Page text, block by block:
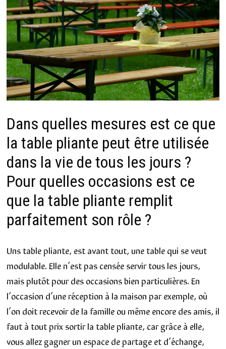
Dans quelles mesures est ce que
la table pliante peut être utilisée
dans la vie de tous les jours ?
Pour quelles occasions est ce
que la table pliante remplit
parfaitement son rôle ?
Uns table pliante, est avant tout, une table qui se veut
modulable. Elle n’est pas censée servir tous les jours,
mais plutôt pour des occasions bien particulières. En
l’occasion d’une réception à la maison par exemple, où
l’on doit recevoir de la famille ou même encore des amis, il
faut à tout prix sortir la table pliante, car grâce à elle,
vous allez gagner un espace de partage et d’échange,